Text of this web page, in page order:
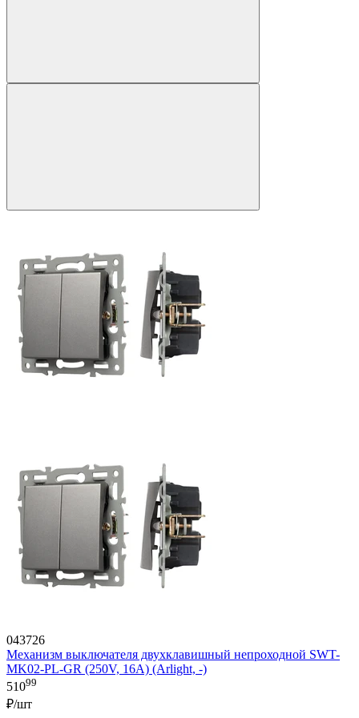
043726
Механизм выключателя двухклавишный непроходной SWT-
MK02-PL-GR (250V, 16A) (Arlight, -)
51099
₽/шт